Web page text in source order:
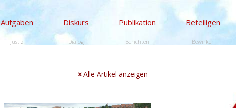
Aufgaben
Justiz
Diskurs
Dialog
Publikation
Berichten
Beteiligen
Bewirken
Alle Artikel anzeigen